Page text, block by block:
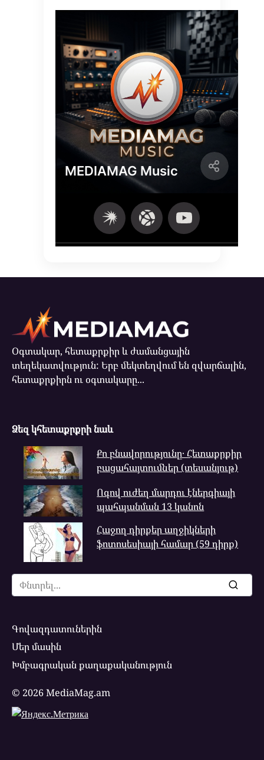
Օգտակար, հետաքրքիր և ժամանցային
տեղեկատվություն: Երբ մեկտեղվում են զվարճալին,
հետաքրքիրն ու օգտակարը...
Ձեզ կհետաքրքրի նաև
Քո բնավորությունը․ Հետաքրքիր
բացահայտումներ (տեսանյութ)
Ոգով ուժեղ մարդու էներգիայի
պահպանման 13 կանոն
Հաջող դիրքեր աղջիկների
ֆոտոսեսիայի համար (59 դիրք)
Search
for:
Գովազդատուներին
Մեր մասին
Խմբագրական քաղաքականություն
© 2026 MediaMag.am